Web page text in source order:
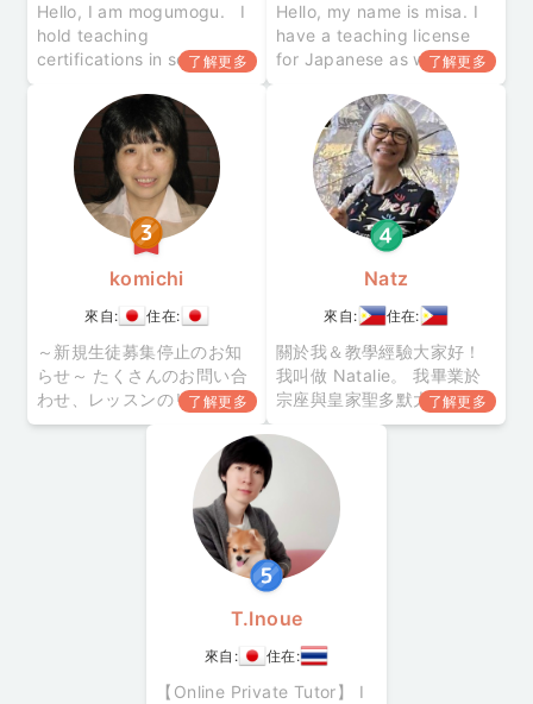
Hello, I am mogumogu. I
hold teaching
certifications in science
well as a certification to
teach at special-needs
schools.
了解更多
Hello, my name is misa. I
have a teaching license
for Japanese as well as
In Japan, I have been
involved in a wide range o
了解更多
komichi
來自: 住在:
～新規生徒募集停止のお知
らせ～ たくさんのお問い合
わせ、レッスンのリクエス
ト、ありがとうございます
☆ 現在、こちらでの新規生
徒の受け入れを一時停止し
ております。 受け入れ再開
の準備ができたら改めて告
知致します。 グループ展
「Complementa」（とりで
了解更多
Natz
來自: 住在:
關於我＆教學經驗大家好！
我叫做 Natalie。 我畢業於
宗座與皇家聖多默大學，遠
東地區最古老的天主教高等
教育機構。 我教過國小及高
中生學習數學。 我在 2011
年開始教英語，對象有韓
國、日本及中國的兒童與成
人，程度包括初學者到中
級。 教學風格 我的教學風格
取決於學員的程度及個性。
會使用字卡
了解更多
T.Inoue
來自: 住在:
【Online Private Tutor】 I